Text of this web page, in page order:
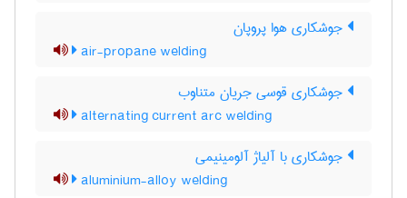
جوشکاری هوا پروپان
air-propane welding
جوشکاری قوسی جریان متناوب
alternating current arc welding
جوشکاری با آلیاژ آلومینیمی
aluminium-alloy welding